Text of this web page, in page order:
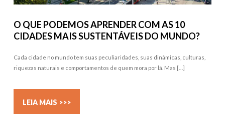
O QUE PODEMOS APRENDER COM AS 10
CIDADES MAIS SUSTENTÁVEIS DO MUNDO?
Cada cidade no mundo tem suas peculiaridades, suas dinâmicas, culturas,
riquezas naturais e comportamentos de quem mora por lá. Mas […]
LEIA MAIS >>>